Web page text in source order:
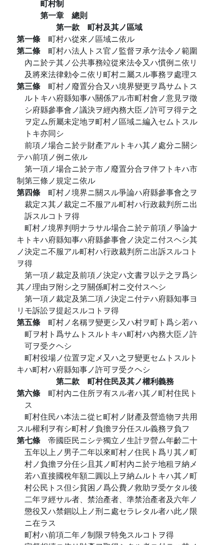
町村制
第一章 總則
第一款 町村及其ノ區域
第一條 町村ハ從來ノ區域ニ依ル
第二條 町村ハ法人トス官ノ監督ヲ承ケ法令ノ範圍
內ニ於テ其ノ公共事務竝從來法令又ハ慣例ニ依リ
及將來法律勅令ニ依リ町村ニ屬スル事務ヲ處理ス
第三條 町村ノ廢置分合又ハ境界變更ヲ爲サムトス
ルトキハ府縣知事ハ關係アル市町村會ノ意見ヲ徵
シ府縣參事會ノ議決ヲ經內務大臣ノ許可ヲ得テ之
ヲ定ム所屬未定地ヲ町村ノ區域ニ編入セムトスル
トキ亦同シ
前項ノ場合ニ於テ財產アルトキハ其ノ處分ニ關シ
テハ前項ノ例ニ依ル
第一項ノ場合ニ於テ市ノ廢置分合ヲ伴フトキハ市
制第三條ノ規定ニ依ル
第四條 町村ノ境界ニ關スル爭論ハ府縣參事會之ヲ
裁定ス其ノ裁定ニ不服アル町村ハ行政裁判所ニ出
訴スルコトヲ得
町村ノ境界判明ナラサル場合ニ於テ前項ノ爭論ナ
キトキハ府縣知事ハ府縣參事會ノ決定ニ付スヘシ其
ノ決定ニ不服アル町村ハ行政裁判所ニ出訴スルコト
ヲ得
第一項ノ裁定及前項ノ決定ハ文書ヲ以テ之ヲ爲シ
其ノ理由ヲ附シ之ヲ關係町村ニ交付スヘシ
第一項ノ裁定及第二項ノ決定ニ付テハ府縣知事ヨ
リモ訴訟ヲ提起スルコトヲ得
第五條 町村ノ名稱ヲ變更シ又ハ村ヲ町ト爲シ若ハ
町ヲ村ト爲サムトスルトキハ町村ハ內務大臣ノ許
可ヲ受クヘシ
町村役場ノ位置ヲ定メ又ハ之ヲ變更セムトスルト
キハ町村ハ府縣知事ノ許可ヲ受クヘシ
第二款 町村住民及其ノ權利義務
第六條 町村內ニ住所ヲ有スル者ハ其ノ町村住民ト
ス
町村住民ハ本法ニ從ヒ町村ノ財產及營造物ヲ共用
スル權利ヲ有シ町村ノ負擔ヲ分任スル義務ヲ負フ
第七條 帝國臣民ニシテ獨立ノ生計ヲ營ム年齡二十
五年以上ノ男子二年以來町村ノ住民ト爲リ其ノ町
村ノ負擔ヲ分任シ且其ノ町村內ニ於テ地租ヲ納メ
若ハ直接國稅年額二圓以上ヲ納ムルトキハ其ノ町
村公民トス但シ貧困ノ爲公費ノ救助ヲ受ケタル後
二年ヲ經サル者、禁治產者、準禁治產者及六年ノ
懲役又ハ禁錮以上ノ刑ニ處セラレタル者ハ此ノ限
ニ在ラス
町村ハ前項二年ノ制限ヲ特免スルコトヲ得